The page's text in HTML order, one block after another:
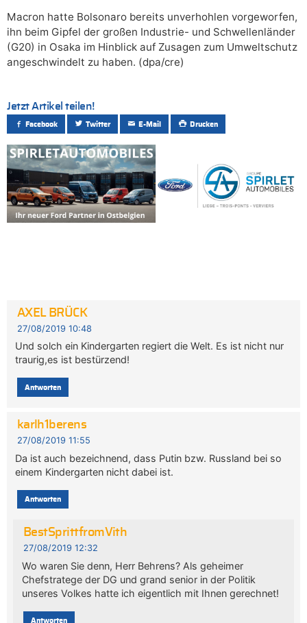
Macron hatte Bolsonaro bereits unverhohlen vorgeworfen,
ihn beim Gipfel der großen Industrie- und Schwellenländer
(G20) in Osaka im Hinblick auf Zusagen zum Umweltschutz
angeschwindelt zu haben. (dpa/cre)
Jetzt Artikel teilen!
Facebook Twitter E-Mail Drucken
AXEL BRÜCK
27/08/2019 10:48
Und solch ein Kindergarten regiert die Welt. Es ist nicht nur
traurig,es ist bestürzend!
Antworten
karlh1berens
27/08/2019 11:55
Da ist auch bezeichnend, dass Putin bzw. Russland bei so
einem Kindergarten nicht dabei ist.
Antworten
BestSprittfromVith
27/08/2019 12:32
Wo waren Sie denn, Herr Behrens? Als geheimer
Chefstratege der DG und grand senior in der Politik
unseres Volkes hatte ich eigentlich mit Ihnen gerechnet!
Antworten